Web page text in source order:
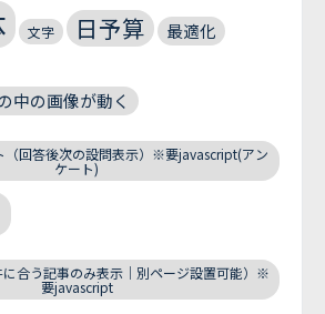
文字 日予算 最適化
中の画像が動く
（回答後次の設問表示）※要javascript(アン
ケート)
合う記事のみ表示｜別ページ設置可能）※
要javascript